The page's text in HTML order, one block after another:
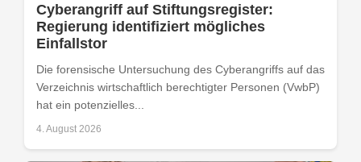
Cyberangriff auf Stiftungsregister:
Regierung identifiziert mögliches
Einfallstor
Die forensische Untersuchung des Cyberangriffs auf das
Verzeichnis wirtschaftlich berechtigter Personen (VwbP)
hat ein potenzielles...
4. August 2026